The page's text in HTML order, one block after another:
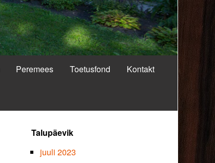
Peremees Toetusfond Kontakt
Primary
Sidebar
Talupäevik
juuli 2023